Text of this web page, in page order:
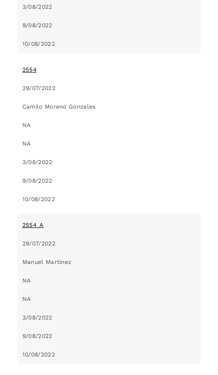
3/08/2022
9/08/2022
10/08/2022
2554
29/07/2022
Camilo Moreno Gonzales
NA
NA
3/08/2022
9/08/2022
10/08/2022
2554_A
29/07/2022
Manuel Martinez
NA
NA
3/08/2022
9/08/2022
10/08/2022